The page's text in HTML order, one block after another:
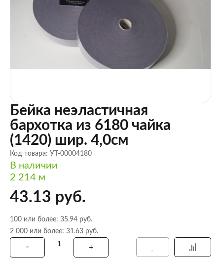
Бейка неэластичная
бархотка из 6180 чайка
(1420) шир. 4,0см
Код товара: УТ-00004180
В наличии
2 214 м
43.13 руб.
100 или более: 35.94 руб.
2 000 или более: 31.63 руб.